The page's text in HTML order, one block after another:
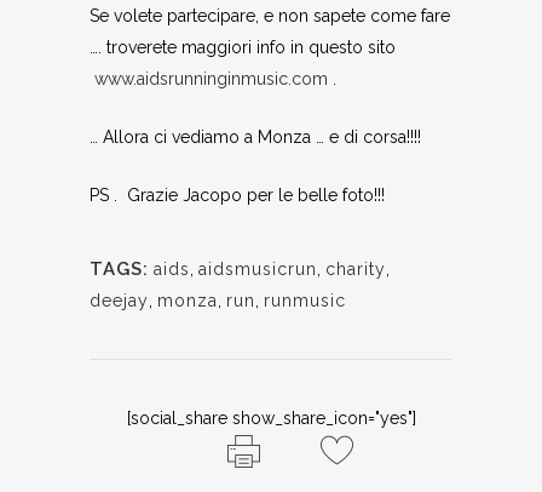
Se volete partecipare, e non sapete come fare
…. troverete maggiori info in questo sito
www.aidsrunninginmusic.com
… Allora ci vediamo a Monza … e di corsa!!!!
PS . Grazie Jacopo per le belle foto!!!
TAGS: aids aidsmusicrun charity
deejay monza run runmusic
[social_share show_share_icon="yes"]